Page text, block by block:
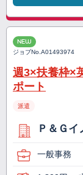
NEW
ジョブNo.A01493974
週3×扶養枠×
ポート
派遣
Ｐ＆Ｇ
一般事務